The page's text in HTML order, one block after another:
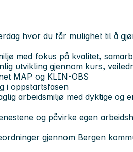
hvor du får mulighet til å
med fokus på kvalitet,
utvikling gjennom kurs,
MAP og KLIN-OBS
i oppstartsfasen
arbeidsmiljø med dyktige og
og påvirke egen
gjennom Bergen